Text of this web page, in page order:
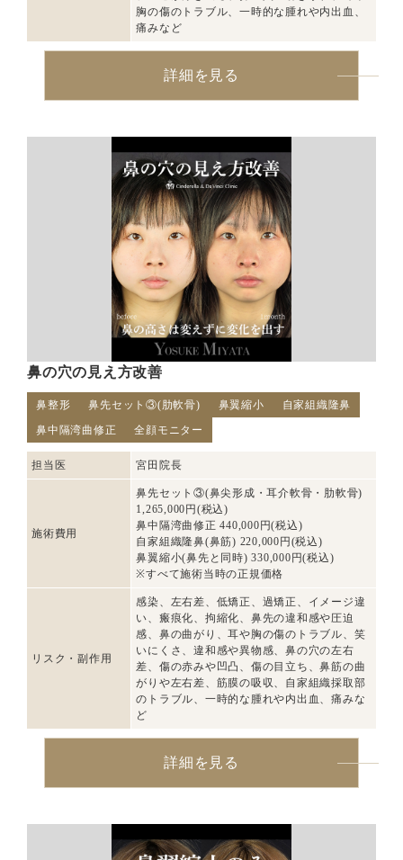
胸の傷のトラブル、一時的な腫れや内出血、
痛みなど
詳細を見る
鼻の穴の見え方改善
鼻整形 鼻先セット③(肋軟骨) 鼻翼縮小
自家組織隆鼻
鼻中隔湾曲修正
全顔モニター
担当医 宮田院長
施術費用
鼻先セット③(鼻尖形成・耳介軟骨・肋軟骨)
1,265,000円(税込)
鼻中隔湾曲修正 440,000円(税込)
自家組織隆鼻(鼻筋) 220,000円(税込)
鼻翼縮小(鼻先と同時) 330,000円(税込)
※すべて施術当時の正規価格
リスク・副作用
感染、左右差、低矯正、過矯正、イメージ違
い、瘢痕化、拘縮化、鼻先の違和感や圧迫
感、鼻の曲がり、耳や胸の傷のトラブル、笑
いにくさ、違和感や異物感、鼻の穴の左右
差、傷の赤みや凹凸、傷の目立ち、鼻筋の曲
がりや左右差、筋膜の吸収、自家組織採取部
のトラブル、一時的な腫れや内出血、痛みな
ど
詳細を見る